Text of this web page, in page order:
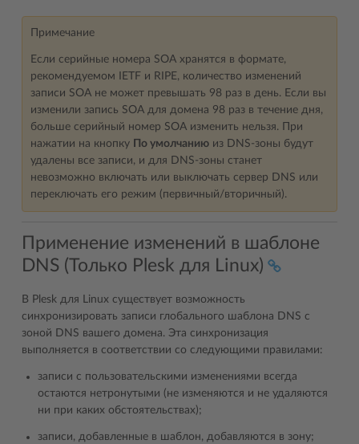
Примечание
Если серийные номера SOA хранятся в формате,
рекомендуемом IETF и RIPE, количество изменений
записи SOA не может превышать 98 раз в день. Если вы
изменили запись SOA для домена 98 раз в течение дня,
больше серийный номер SOA изменить нельзя. При
нажатии на кнопку
По умолчанию из DNS-зоны будут
удалены все записи, и для DNS-зоны станет
невозможно включать или выключать сервер DNS или
переключать его режим (первичный/вторичный).
Применение изменений в шаблоне
DNS (Только Plesk для Linux)
В Plesk для Linux существует возможность
синхронизировать записи глобального шаблона DNS с
зоной DNS вашего домена. Эта синхронизация
выполняется в соответствии со следующими правилами:
записи с пользовательскими изменениями всегда
остаются нетронутыми (не изменяются и не удаляются
ни при каких обстоятельствах);
записи, добавленные в шаблон, добавляются в зону;